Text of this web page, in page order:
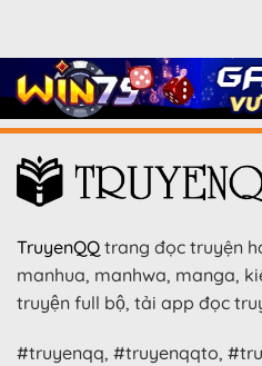
TruyenQQ trang đọc truyện
manhua, manhwa, manga,
truyện full bộ, tải app đọc
#truyenqq, #truyenqqto,